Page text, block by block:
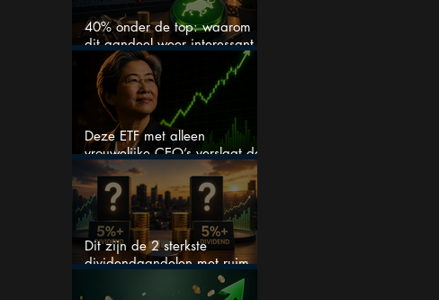
40% onder de top: waarom
dit aandeel weer interessant
wordt
Deze ETF met alleen
vrouwelijke CEO’s verslaat de
S&P 500 keihard
Dit zijn de 2 sterkste
dividendaandelen met ruim